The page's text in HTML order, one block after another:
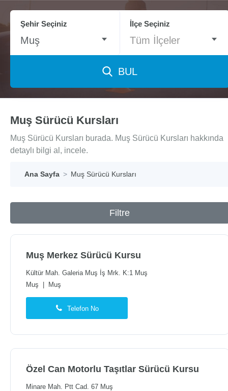
Şehir Seçiniz
Muş
İlçe Seçiniz
Tüm İlçeler
BUL
Muş Sürücü Kursları
Muş Sürücü Kursları burada. Muş Sürücü Kursları hakkında
detaylı bilgi al, incele.
Ana Sayfa Muş Sürücü Kursları
Filtre
Muş Merkez Sürücü Kursu
Kültür Mah. Galeria Muş İş Mrk. K:1 Muş
Muş
Muş
Telefon No
Özel Can Motorlu Taşıtlar Sürücü Kursu
Minare Mah. Ptt Cad. 67 Muş